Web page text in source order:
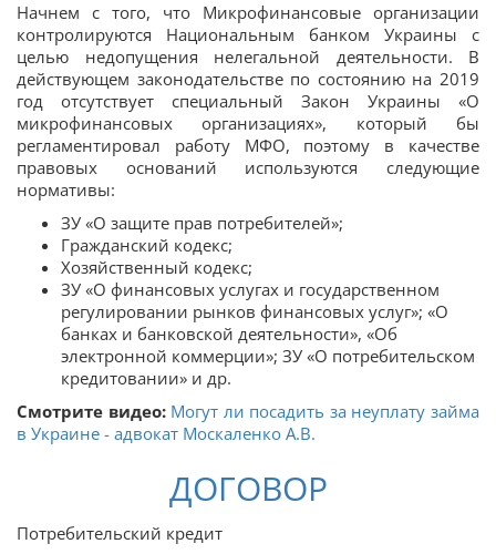
Начнем с того, что Микрофинансовые организации
контролируются Национальным банком Украины с
целью недопущения нелегальной деятельности. В
действующем законодательстве по состоянию на 2019
год отсутствует специальный Закон Украины «О
микрофинансовых организациях», который бы
регламентировал работу МФО, поэтому в качестве
правовых оснований используются следующие
нормативы:
ЗУ «О защите прав потребителей»;
Гражданский кодекс;
Хозяйственный кодекс;
ЗУ «О финансовых услугах и государственном
регулировании рынков финансовых услуг»; «О
банках и банковской деятельности», «Об
электронной коммерции»; ЗУ «О потребительском
кредитовании» и др.
Смотрите видео: Могут ли посадить за неуплату займа
в Украине - адвокат Москаленко А.В.
ДОГОВОР
Потребительский кредит